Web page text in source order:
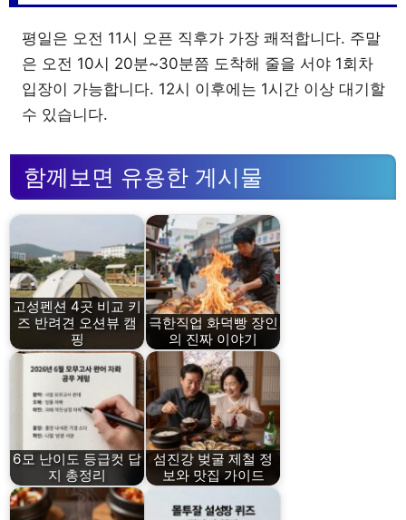
평일은 오전 11시 오픈 직후가 가장 쾌적합니다. 주말
은 오전 10시 20분~30분쯤 도착해 줄을 서야 1회차
입장이 가능합니다. 12시 이후에는 1시간 이상 대기할
수 있습니다.
함께보면 유용한 게시물
고성펜션 4곳 비교 키
즈 반려견 오션뷰 캠
핑
극한직업 화덕빵 장인
의 진짜 이야기
6모 난이도 등급컷 답
지 총정리
섬진강 벚굴 제철 정
보와 맛집 가이드